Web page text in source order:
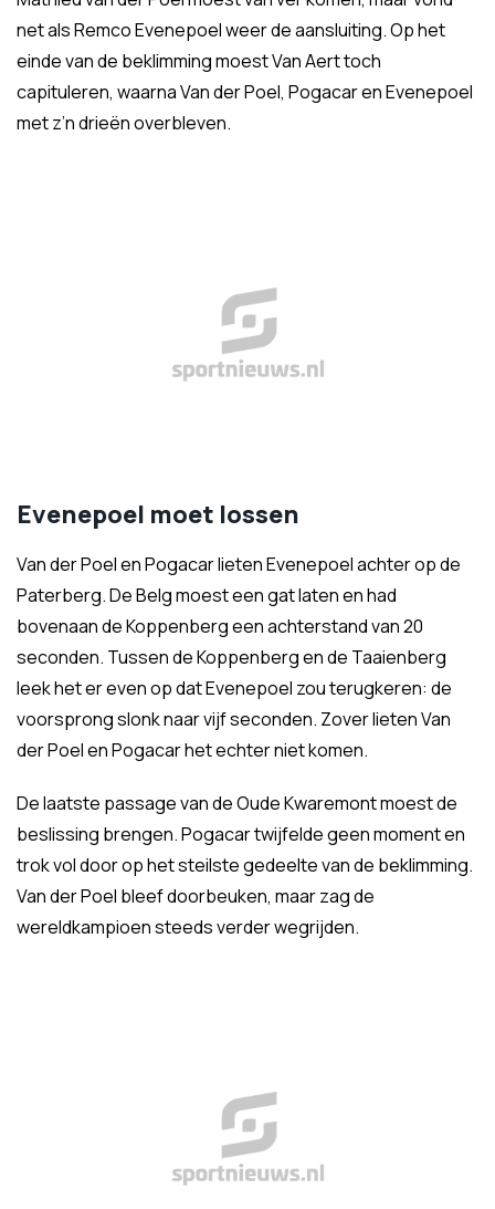
net als Remco Evenepoel weer de aansluiting. Op het
einde van de beklimming moest Van Aert toch
capituleren, waarna Van der Poel, Pogacar en Evenepoel
met z’n drieën overbleven.
Evenepoel moet lossen
Van der Poel en Pogacar lieten Evenepoel achter op de
Paterberg. De Belg moest een gat laten en had
bovenaan de Koppenberg een achterstand van 20
seconden. Tussen de Koppenberg en de Taaienberg
leek het er even op dat Evenepoel zou terugkeren: de
voorsprong slonk naar vijf seconden. Zover lieten Van
der Poel en Pogacar het echter niet komen.
De laatste passage van de Oude Kwaremont moest de
beslissing brengen. Pogacar twijfelde geen moment en
trok vol door op het steilste gedeelte van de beklimming.
Van der Poel bleef doorbeuken, maar zag de
wereldkampioen steeds verder wegrijden.